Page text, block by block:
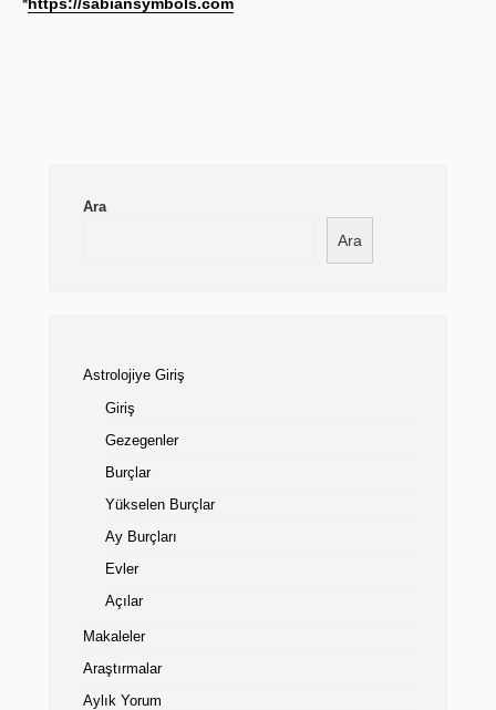
Ara
Ara
Astrolojiye Giriş
Giriş
Gezegenler
Burçlar
Yükselen Burçlar
Ay Burçları
Evler
Açılar
Makaleler
Araştırmalar
Aylık Yorum